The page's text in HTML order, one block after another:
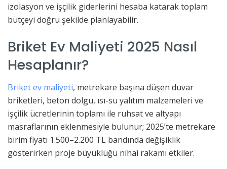
izolasyon ve işçilik giderlerini hesaba katarak toplam
bütçeyi doğru şekilde planlayabilir.
Briket Ev Maliyeti 2025 Nasıl
Hesaplanır?
Briket ev maliyeti, metrekare başına düşen duvar
briketleri, beton dolgu, ısı-su yalıtım malzemeleri ve
işçilik ücretlerinin toplamı ile ruhsat ve altyapı
masraflarının eklenmesiyle bulunur; 2025’te metrekare
birim fiyatı 1.500–2.200 TL bandında değişiklik
gösterirken proje büyüklüğü nihai rakamı etkiler.